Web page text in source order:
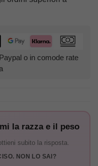
o in comode rate
la razza e il peso
subito la risposta.
NON LO SAI?